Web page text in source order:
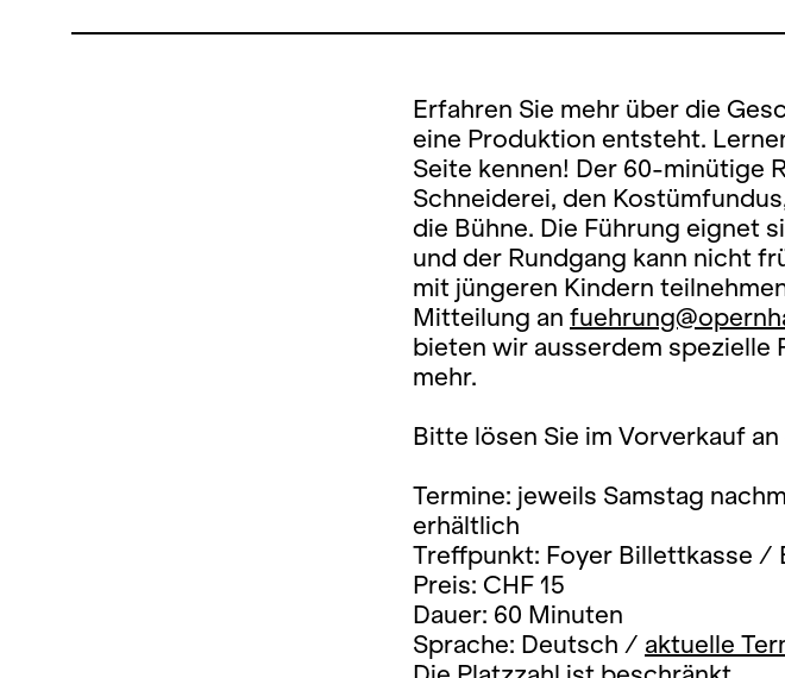
Erfahren Sie mehr über die
eine Produktion entsteht.
Seite kennen! Der 60-minütige
Schneiderei, den
die Bühne. Die Führung eignet
und der Rundgang kann nicht
mit jüngeren Kindern
Mitteilung an
bieten wir ausserdem spezielle
mehr.
Bitte lösen Sie im Vorverkauf
Termine: jeweils Samstag
erhältlich
Treffpunkt: Foyer Billettkasse /
Preis: CHF 15
Dauer: 60 Minuten
Sprache: Deutsch / aktuelle